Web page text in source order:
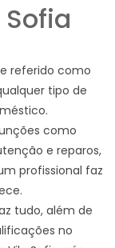
referido como
tipo de
como
e reparos,
profissional faz
tudo, além de
no